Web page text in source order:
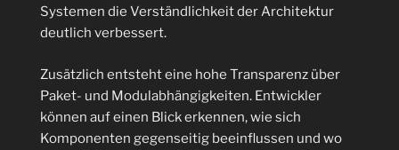
Systemen die Verständlichkeit der Architektur
deutlich verbessert.
Zusätzlich entsteht eine hohe Transparenz über
Paket- und Modulabhängigkeiten. Entwickler
können auf einen Blick erkennen, wie sich
Komponenten gegenseitig beeinflussen und wo